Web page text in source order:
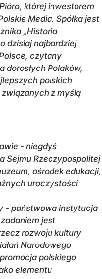
której inwestorem
Media. Spółka jest
„Historia
dzisiaj najbardziej
czytany
dorosłych Polaków,
polskich
z myślą
- niegdyś
Sejmu Rzeczypospolitej
ośrodek edukacji,
uroczystości
- państwowa instytucja
jest
rozwoju kultury
Narodowego
polskiego
elementu